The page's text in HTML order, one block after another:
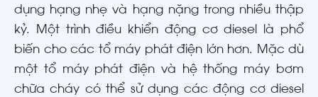
dụng hạng nhẹ và hạng nặng trong nhiều thập
kỷ. Một trình điều khiển động cơ diesel là phổ
biến cho các tổ máy phát điện lớn hơn. Mặc dù
một tổ máy phát điện và hệ thống máy bơm
chữa cháy có thể sử dụng các động cơ diesel